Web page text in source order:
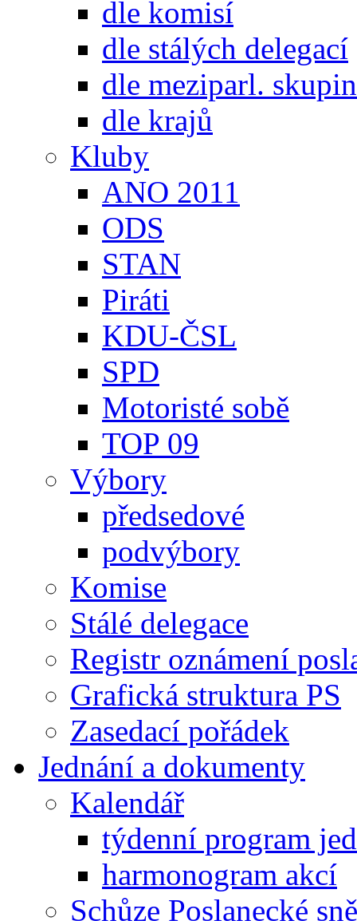
dle komisí
dle stálých delegací
dle meziparl. skupin
dle krajů
Kluby
ANO 2011
ODS
STAN
Piráti
KDU-ČSL
SPD
Motoristé sobě
TOP 09
Výbory
předsedové
podvýbory
Komise
Stálé delegace
Registr oznámení
Grafická struktura PS
Zasedací pořádek
Jednání a dokumenty
Kalendář
týdenní program
harmonogram akcí
Schůze Poslanecké